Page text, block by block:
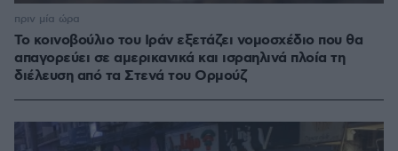
Το κοινοβούλιο του Ιράν εξετάζει νομοσχέδιο που θα
απαγορεύει σε αμερικανικά και ισραηλινά πλοία τη
διέλευση από τα Στενά του Ορμούζ
πριν μία ώρα